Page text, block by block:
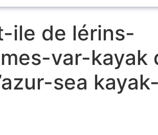
ile de lérins-
var-kayak
sea kayak-